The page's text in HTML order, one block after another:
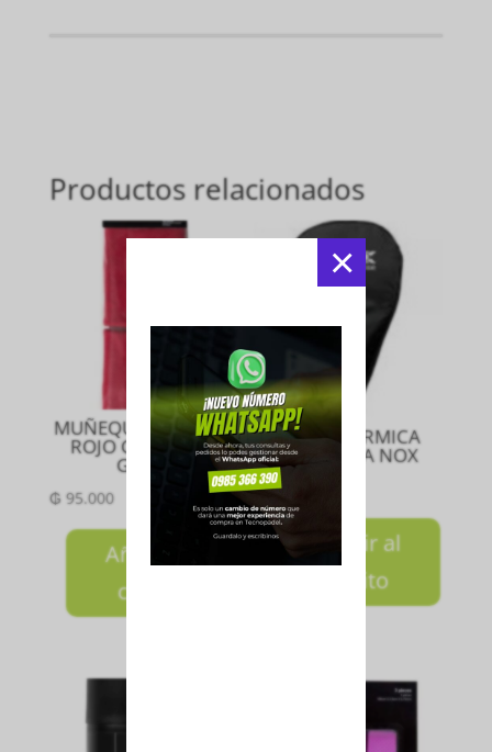
×
Productos relacionados
MUÑEQUERA LARGA
ROJO CON LOGO
GRIS L
₲95.000
Añadir al
carrito
FUNDA TERMICA
PARA PALA NOX
₲150.000
Añadir al
carrito